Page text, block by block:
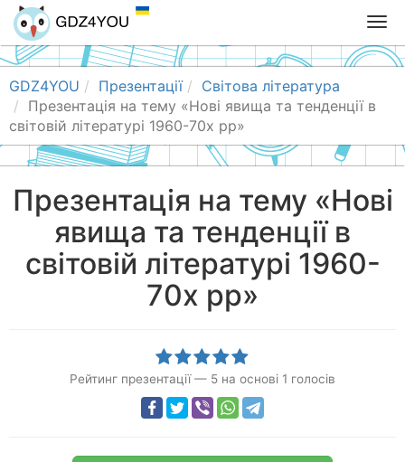
T
o
g
n
a
i
t
GDZ4YOU Презентації
Світова література
Презентація на тему «Нові явища та тенденції в
світовій літературі 1960-70х рр»
Презентація на тему «Нові
явища та тенденції в
світовій літературі 1960-
70х рр»
Рейтинг презентації — 5 на основі 1 голосів